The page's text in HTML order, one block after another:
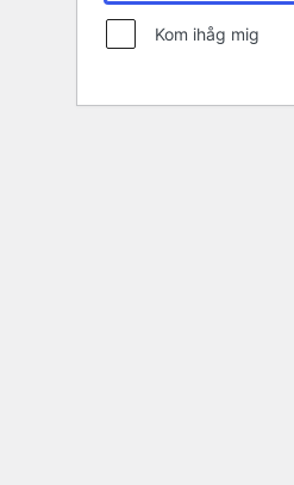
Kom ihåg mig